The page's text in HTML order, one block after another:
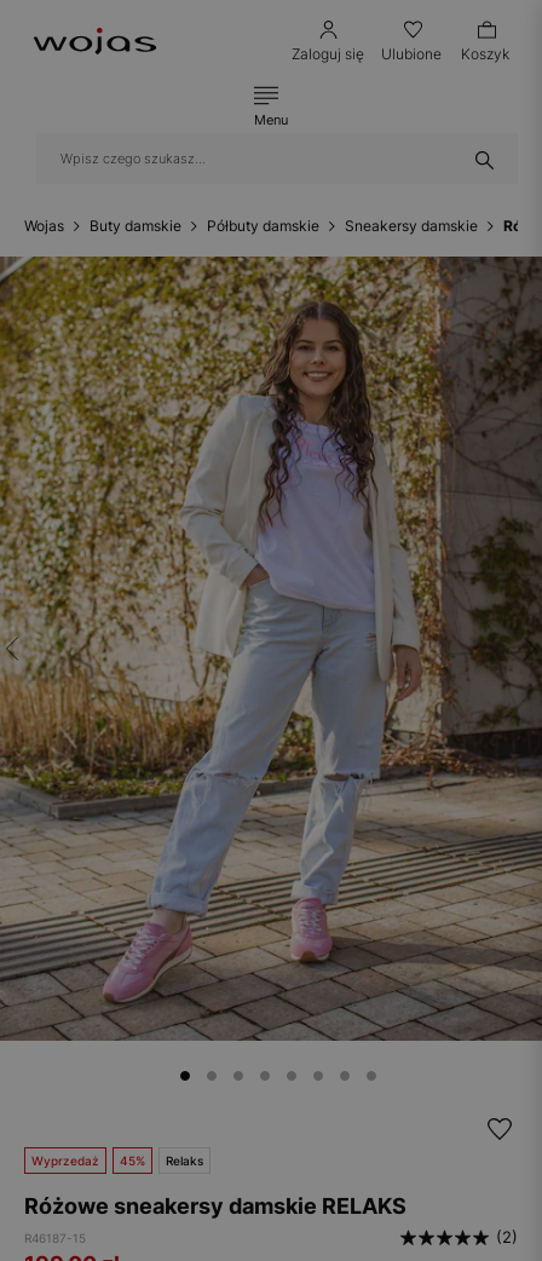
Zaloguj się Ulubione Koszyk
Menu
Wojas Buty damskie Półbuty damskie Sneakersy damskie
Wyprzedaż 45% Relaks
Różowe sneakersy damskie RELAKS
R46187-15 (2)